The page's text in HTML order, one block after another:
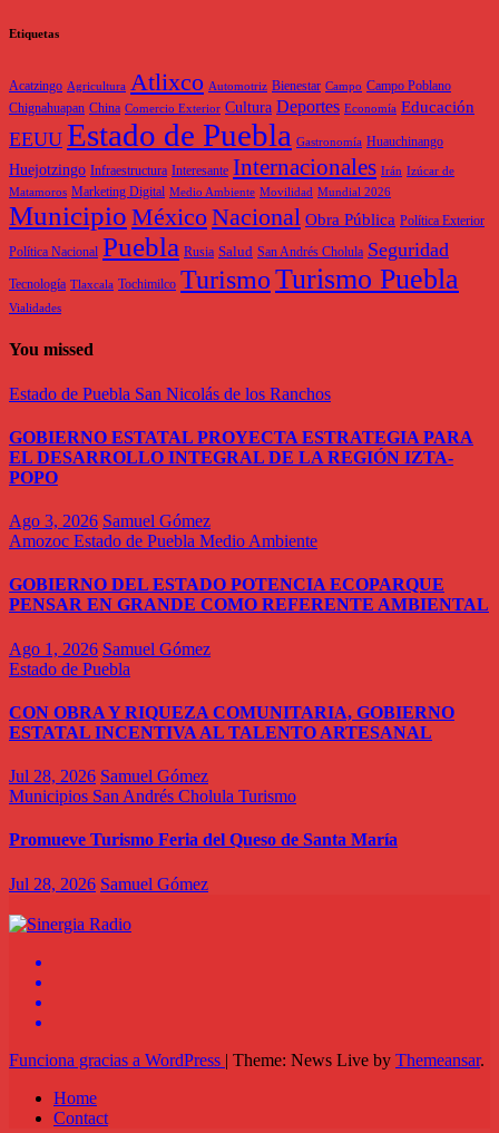
Etiquetas
Acatzingo Agricultura Atlixco Automotriz Bienestar Campo Campo Poblano
Chignahuapan China Comercio Exterior Cultura Deportes Economía Educación
EEUU Estado de Puebla Gastronomía Huauchinango
Huejotzingo Infraestructura Interesante Internacionales Irán Izúcar de
Matamoros Marketing Digital Medio Ambiente Movilidad Mundial 2026
Municipio MéxicoNacional Obra Pública Política Exterior
Política Nacional Puebla Rusia Salud San Andrés Cholula Seguridad
Tecnología Tlaxcala Tochimilco TurismoTurismo Puebla
Vialidades
You missed
Estado de Puebla San Nicolás de los Ranchos
GOBIERNO ESTATAL PROYECTA ESTRATEGIA PARA
EL DESARROLLO INTEGRAL DE LA REGIÓN IZTA-
POPO
Ago 3, 2026 Samuel Gómez
Amozoc Estado de Puebla Medio Ambiente
GOBIERNO DEL ESTADO POTENCIA ECOPARQUE
PENSAR EN GRANDE COMO REFERENTE AMBIENTAL
Ago 1, 2026 Samuel Gómez
Estado de Puebla
CON OBRA Y RIQUEZA COMUNITARIA, GOBIERNO
ESTATAL INCENTIVA AL TALENTO ARTESANAL
Jul 28, 2026 Samuel Gómez
Municipios San Andrés Cholula Turismo
Promueve Turismo Feria del Queso de Santa María
Jul 28, 2026 Samuel Gómez
Funciona gracias a WordPress | Theme: News Live by Themeansar.
Home
Contact